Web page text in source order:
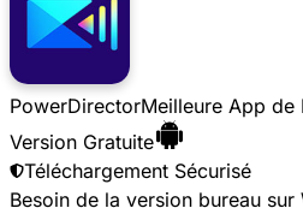
vidéo avec un style artistique
L'application propose 14 styles
adaptant parfaitement les
dessin animé sélectionné pour
visuellement dynamique.
Les +